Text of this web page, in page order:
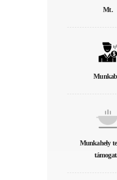
Mt.
Munkahely